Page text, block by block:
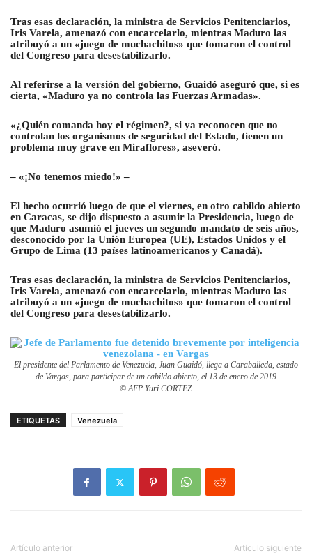
Tras esas declaración, la ministra de Servicios Penitenciarios,
Iris Varela, amenazó con encarcelarlo, mientras Maduro las
atribuyó a un «juego de muchachitos» que tomaron el control
del Congreso para desestabilizarlo.
Al referirse a la versión del gobierno, Guaidó aseguró que, si es
cierta, «Maduro ya no controla las Fuerzas Armadas».
«¿Quién comanda hoy el régimen?, si ya reconocen que no
controlan los organismos de seguridad del Estado, tienen un
problema muy grave en Miraflores», aseveró.
– «¡No tenemos miedo!» –
El hecho ocurrió luego de que el viernes, en otro cabildo abierto
en Caracas, se dijo dispuesto a asumir la Presidencia, luego de
que Maduro asumió el jueves un segundo mandato de seis años,
desconocido por la Unión Europea (UE), Estados Unidos y el
Grupo de Lima (13 países latinoamericanos y Canadá).
Tras esas declaración, la ministra de Servicios Penitenciarios,
Iris Varela, amenazó con encarcelarlo, mientras Maduro las
atribuyó a un «juego de muchachitos» que tomaron el control
del Congreso para desestabilizarlo.
El presidente del Parlamento de Venezuela, Juan Guaidó, llega a Caraballeda, estado
de Vargas, para participar de un cabildo abierto, el 13 de enero de 2019
© AFP Yuri CORTEZ
ETIQUETAS Venezuela
Artículo anterior Artículo siguiente